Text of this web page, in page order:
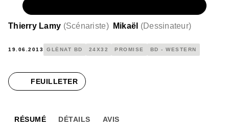
Thierry Lamy (Scénariste) Mikaël (Dessinateur)
19.06.2013 GLÉNAT BD 24X32 PROMISE BD - WESTERN
FEUILLETER
RÉSUMÉ DÉTAILS AVIS